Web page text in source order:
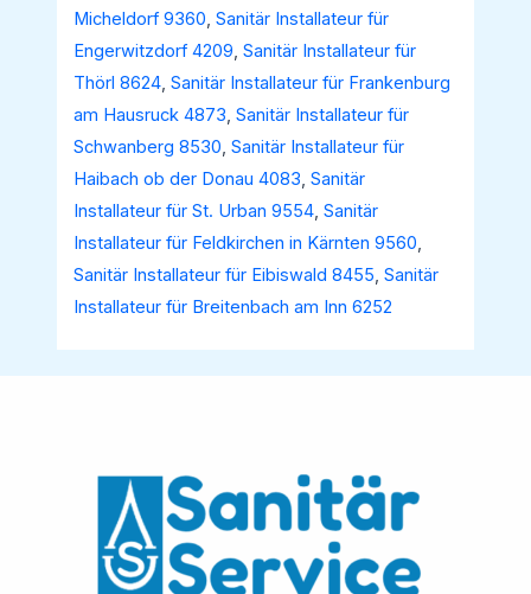
Micheldorf 9360,Sanitär Installateur für
Engerwitzdorf 4209,Sanitär Installateur für
Thörl 8624,Sanitär Installateur für Frankenburg
am Hausruck 4873,Sanitär Installateur für
Schwanberg 8530,Sanitär Installateur für
Haibach ob der Donau 4083,Sanitär
Installateur für St. Urban 9554,Sanitär
Installateur für Feldkirchen in Kärnten 9560,
Sanitär Installateur für Eibiswald 8455,Sanitär
Installateur für Breitenbach am Inn 6252